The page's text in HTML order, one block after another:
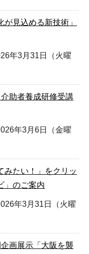
が見込める新技術」
年3月31日（火曜
助者養成研修受講
年3月6日（金曜
みたい！」をクリッ
」のご案内
年3月31日（火曜
画展示「大阪を襲